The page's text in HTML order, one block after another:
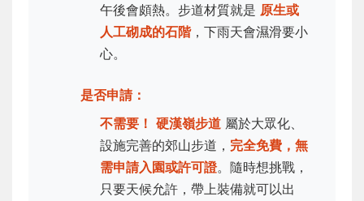
午後會頗熱。步道材質就是 原生或
人工砌成的石階，下雨天會濕滑要小
心。
是否申請：
不需要！ 硬漢嶺步道 屬於大眾化、
設施完善的郊山步道， 完全免費，無
需申請入園或許可證。隨時想挑戰，
只要天候允許，帶上裝備就可以出